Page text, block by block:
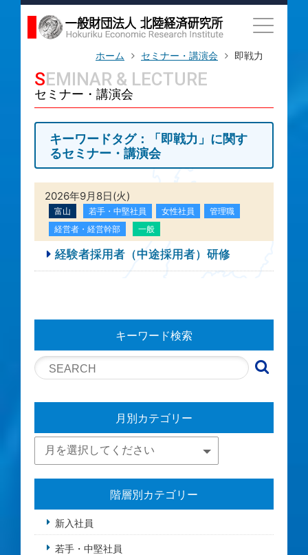
ホーム セミナー・講演会 即戦力
SEMINAR & LECTURE
セミナー・講演会
キーワードタグ：「即戦力」に関す
るセミナー・講演会
2026年9月8日(火)
富山 若手・中堅社員 女性社員
管理職
経営者・経営幹部
一般
経験者採用者（中途採用者）研修
キーワード検索
月別カテゴリー
階層別カテゴリー
新入社員
若手・中堅社員